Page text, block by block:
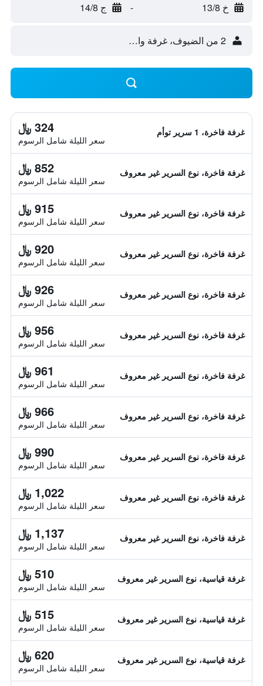
خ 13/8 - ج 14/8
2 من الضيوف، غرفة واحدة
غرفة فاخرة، 1 سرير توأم 324 ﷼
سعر الليلة شامل الرسوم
غرفة فاخرة، نوع السرير غير معروف 852 ﷼
سعر الليلة شامل الرسوم
غرفة فاخرة، نوع السرير غير معروف 915 ﷼
سعر الليلة شامل الرسوم
غرفة فاخرة، نوع السرير غير معروف 920 ﷼
سعر الليلة شامل الرسوم
غرفة فاخرة، نوع السرير غير معروف 926 ﷼
سعر الليلة شامل الرسوم
غرفة فاخرة، نوع السرير غير معروف 956 ﷼
سعر الليلة شامل الرسوم
غرفة فاخرة، نوع السرير غير معروف 961 ﷼
سعر الليلة شامل الرسوم
غرفة فاخرة، نوع السرير غير معروف 966 ﷼
سعر الليلة شامل الرسوم
غرفة فاخرة، نوع السرير غير معروف 990 ﷼
سعر الليلة شامل الرسوم
غرفة فاخرة، نوع السرير غير معروف 1,022 ﷼
سعر الليلة شامل الرسوم
غرفة فاخرة، نوع السرير غير معروف 1,137 ﷼
سعر الليلة شامل الرسوم
غرفة قياسية، نوع السرير غير معروف 510 ﷼
سعر الليلة شامل الرسوم
غرفة قياسية، نوع السرير غير معروف 515 ﷼
سعر الليلة شامل الرسوم
غرفة قياسية، نوع السرير غير معروف 620 ﷼
سعر الليلة شامل الرسوم